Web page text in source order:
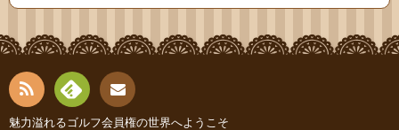
RSS Fee お問
魅力溢れるゴルフ会員権の世界へようこそ